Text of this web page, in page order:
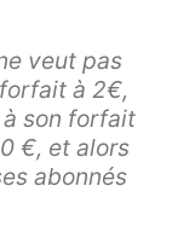
veut pas
à 2€,
son forfait
€, et alors
abonnés